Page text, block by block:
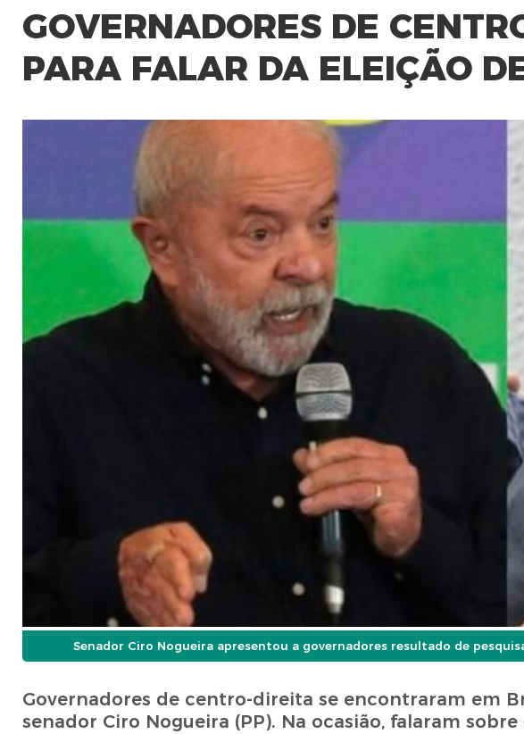
GOVERNADORES DE
PARA FALAR DA ELEIÇÃO
Senador Ciro Nogueira apresentou a governadores resultado de
Governadores de centro-direita se encontraram em
senador Ciro Nogueira (PP). Na ocasião, falaram